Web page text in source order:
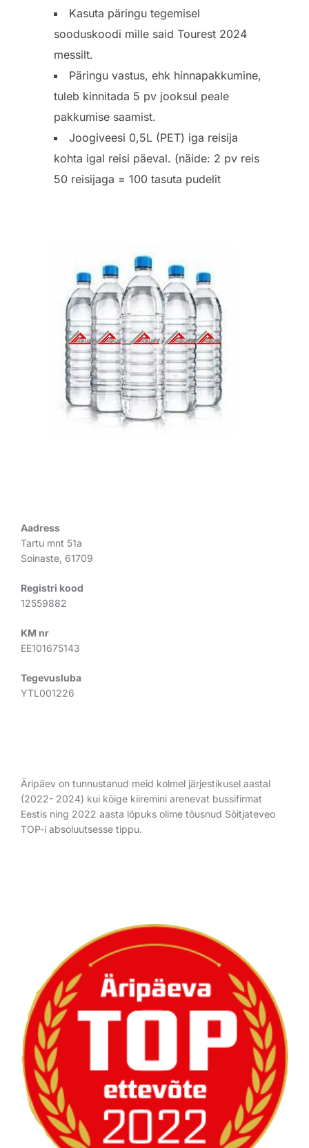
Kasuta päringu tegemisel
sooduskoodi mille said Tourest 2024
messilt.
Päringu vastus, ehk hinnapakkumine,
tuleb kinnitada 5 pv jooksul peale
pakkumise saamist.
Joogiveesi 0,5L (PET) iga reisija
kohta igal reisi päeval. (näide: 2 pv reis
50 reisijaga = 100 tasuta pudelit
Aadress
Tartu mnt 51a
Soinaste, 61709
Registri kood
12559882
KM nr
EE101675143
Tegevusluba
YTL001226
Äripäev on tunnustanud meid kolmel järjestikusel aastal
(2022- 2024) kui kõige kiiremini arenevat bussifirmat
Eestis ning 2022 aasta lõpuks olime tõusnud Sõitjateveo
TOP-i absoluutsesse tippu.